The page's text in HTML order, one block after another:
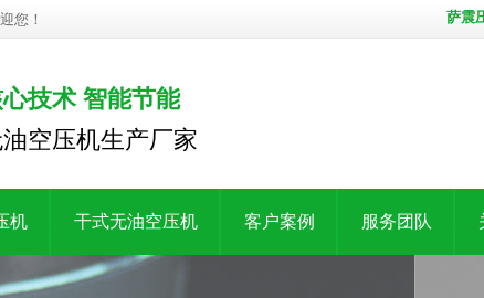
您！ 萨震
技术 智能节能
空压机生产厂家
机 干式无油空压机 客户案例 服务团队